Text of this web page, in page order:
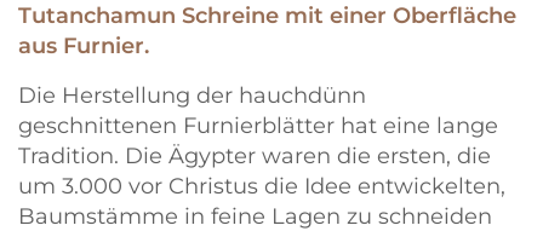
Tutanchamun Schreine mit einer Oberfläche
aus Furnier.
Die Herstellung der hauchdünn
geschnittenen Furnierblätter hat eine lange
Tradition. Die Ägypter waren die ersten, die
um 3.000 vor Christus die Idee entwickelten,
Baumstämme in feine Lagen zu schneiden